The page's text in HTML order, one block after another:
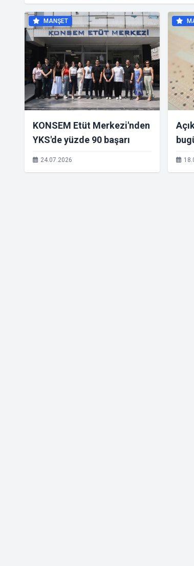
MANŞET
KONSEM Etüt Merkezi'nden
YKS'de yüzde 90 başarı
24.07.2026
erdi